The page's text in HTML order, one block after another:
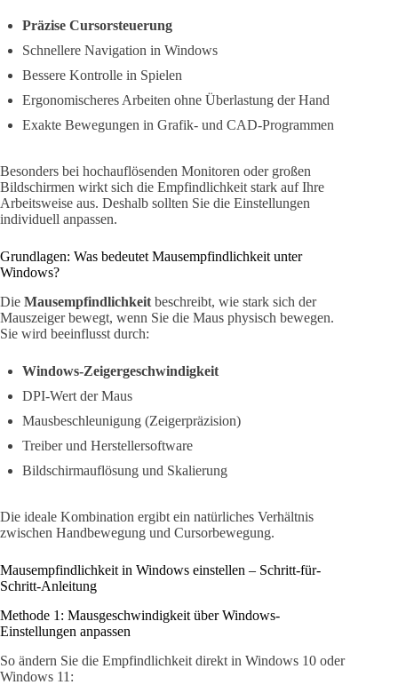
Präzise Cursorsteuerung
Schnellere Navigation in Windows
Bessere Kontrolle in Spielen
Ergonomischeres Arbeiten ohne Überlastung der Hand
Exakte Bewegungen in Grafik- und CAD-Programmen
Besonders bei hochauflösenden Monitoren oder großen
Bildschirmen wirkt sich die Empfindlichkeit stark auf Ihre
Arbeitsweise aus. Deshalb sollten Sie die Einstellungen
individuell anpassen.
Grundlagen: Was bedeutet Mausempfindlichkeit unter
Windows?
Die Mausempfindlichkeit beschreibt, wie stark sich der
Mauszeiger bewegt, wenn Sie die Maus physisch bewegen.
Sie wird beeinflusst durch:
Windows-Zeigergeschwindigkeit
DPI-Wert der Maus
Mausbeschleunigung (Zeigerpräzision)
Treiber und Herstellersoftware
Bildschirmauflösung und Skalierung
Die ideale Kombination ergibt ein natürliches Verhältnis
zwischen Handbewegung und Cursorbewegung.
Mausempfindlichkeit in Windows einstellen – Schritt-für-
Schritt-Anleitung
Methode 1: Mausgeschwindigkeit über Windows-
Einstellungen anpassen
So ändern Sie die Empfindlichkeit direkt in Windows 10 oder
Windows 11: